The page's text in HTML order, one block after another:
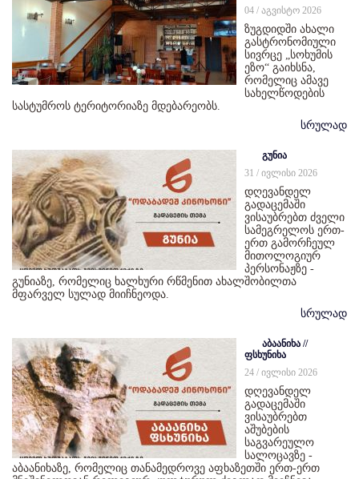
04 / აგვისტო 2026
ზუგდიდში ახალი
გასტრონომიული
სივრცე „სოხუმის
ეზო“ გაიხსნა,
რომელიც ამავე
სახელწოდების
სასტუმროს ტერიტორიაზე მდებარეობს.
სრულად
გუნია
31 / ივლისი 2026
დღევანდელ
გადაცემაში
ვისაუბრებთ ძველი
სამეგრელოს ერთ-
ერთ გამორჩეულ
მითოლოგიურ
პერსონაჟზე -
გუნიაზე, რომელიც ხალხური რწმენით ახალშობილთა
მფარველ სულად მიიჩნეოდა.
სრულად
აბაანიხა //
ფსხუნიხა
24 / ივლისი 2026
დღევანდელ
გადაცემაში
ვისაუბრებთ
აშუბების
საგვარეულო
სალოცავზე -
აბაანიხაზე, რომელიც თანამედროვე აფხაზეთში ერთ-ერთ